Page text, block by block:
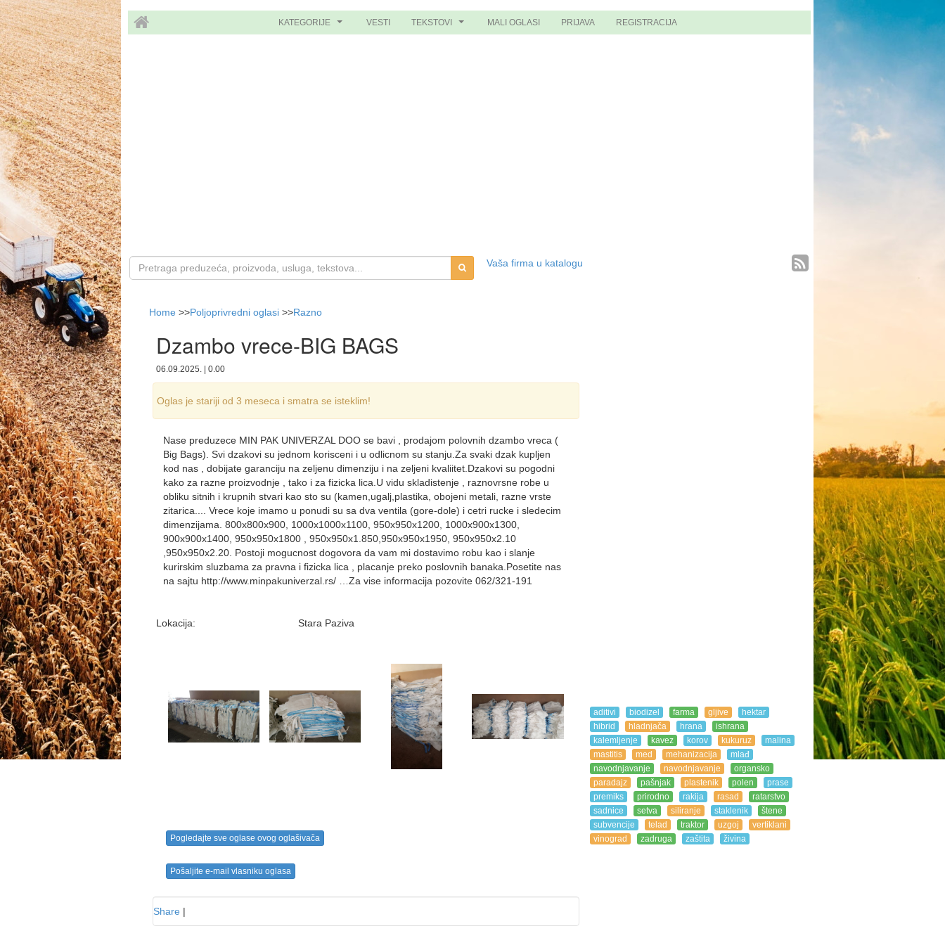
KATEGORIJE VESTI TEKSTOVI MALI OGLASI PRIJAVA REGISTRACIJA
Vaša firma u katalogu
Home >>Poljoprivredni oglasi >>Razno
Dzambo vrece-BIG BAGS
06.09.2025. | 0.00
Oglas je stariji od 3 meseca i smatra se isteklim!
Nase preduzece MIN PAK UNIVERZAL DOO se bavi , prodajom polovnih dzambo vreca (
Big Bags). Svi dzakovi su jednom korisceni i u odlicnom su stanju.Za svaki dzak kupljen
kod nas , dobijate garanciju na zeljenu dimenziju i na zeljeni kvaliitet.Dzakovi su pogodni
kako za razne proizvodnje , tako i za fizicka lica.U vidu skladistenje , raznovrsne robe u
obliku sitnih i krupnih stvari kao sto su (kamen,ugalj,plastika, obojeni metali, razne vrste
zitarica.... Vrece koje imamo u ponudi su sa dva ventila (gore-dole) i cetri rucke i sledecim
dimenzijama. 800x800x900, 1000x1000x1100, 950x950x1200, 1000x900x1300,
900x900x1400, 950x950x1800 , 950x950x1.850,950x950x1950, 950x950x2.10
,950x950x2.20. Postoji mogucnost dogovora da vam mi dostavimo robu kao i slanje
kurirskim sluzbama za pravna i fizicka lica , placanje preko poslovnih banaka.Posetite nas
na sajtu http://www.minpakuniverzal.rs/ …Za vise informacija pozovite 062/321-191
Lokacija: Stara Paziva
Pogledajte sve oglase ovog oglašivača
Pošaljite e-mail vlasniku oglasa
Share |
aditivi biodizel farma gljive
hektar
hibrid
hladnjača hrana
ishrana
kalemljenje
kavez korov kukuruz
malina
mastitis
med mehanizacija
mlađ
navodnjavanje
navodnjavanje
organsko
paradajz
pašnjak plastenik polen
prase
premiks
prirodno rakija rasad
ratarstvo
sadnice
setva siliranje staklenik
štene
subvencije
telad traktor uzgoj
vertiklani
vinograd
zadruga zaštita živina